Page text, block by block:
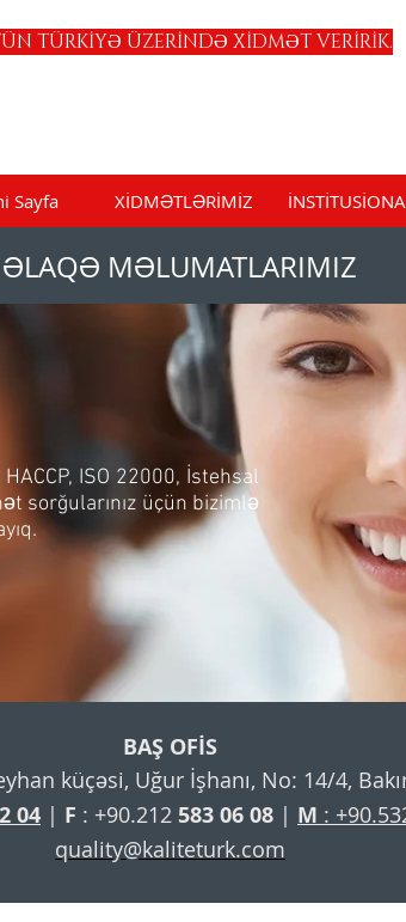
TÜRKİYƏ ÜZERİNDƏ XİDMƏT VERİRİK.
Sayfa XİDMƏTLƏRİMİZ
ƏLAQƏ MƏLUMATLARIMIZ
BAŞ OFİS
küçəsi, Uğur İşhanı, No: 14/4,
04 | F : +90.212 583 06 08 | M :
quality@kaliteturk.com
ISO 22000, İstehsal
sorğularınız üçün bizimlə